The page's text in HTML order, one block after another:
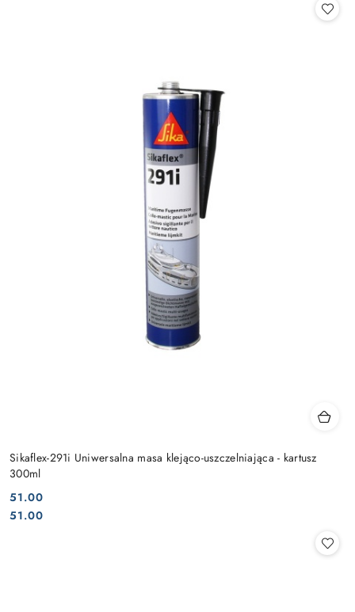
Sikaflex-291i Uniwersalna masa klejąco-uszczelniająca - kartusz
300ml
Cena:
51.00
Cena:
51.00